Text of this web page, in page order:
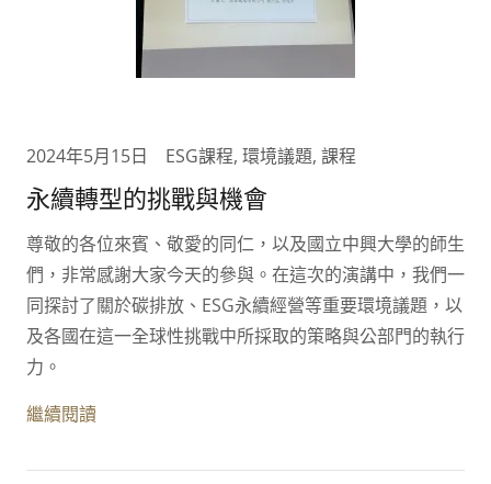
2024年5月15日 ESG課程, 環境議題, 課程
永續轉型的挑戰與機會
尊敬的各位來賓、敬愛的同仁，以及國立中興大學的師生
們，非常感謝大家今天的參與。在這次的演講中，我們一
同探討了關於碳排放、ESG永續經營等重要環境議題，以
及各國在這一全球性挑戰中所採取的策略與公部門的執行
力。
繼續閱讀